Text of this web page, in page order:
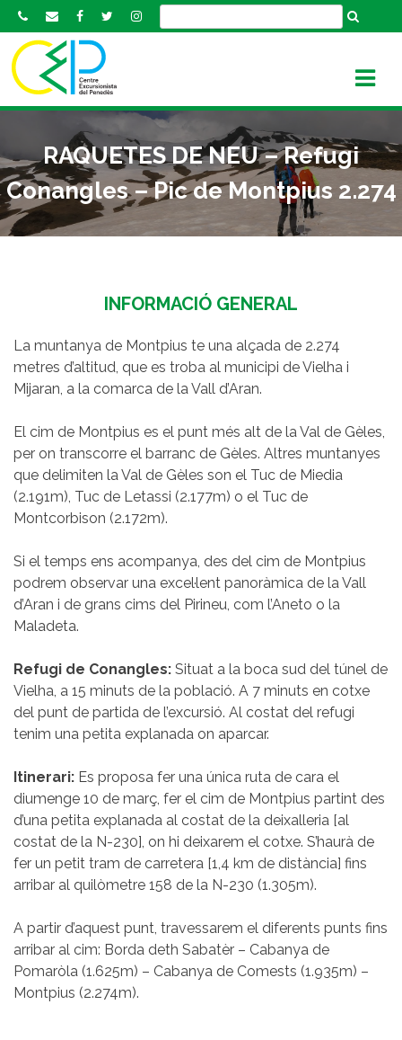
k
o
n
t
e
RAQUETES DE NEU – Refugi
Conangles – Pic de Montpius 2.274
INFORMACIÓ GENERAL
La muntanya de Montpius te una alçada de 2.274
metres d’altitud, que es troba al municipi de Vielha i
Mijaran, a la comarca de la Vall d’Aran.
El cim de Montpius es el punt més alt de la Val de Gèles,
per on transcorre el barranc de Gèles. Altres muntanyes
que delimiten la Val de Gèles son el Tuc de Miedia
(2.191m), Tuc de Letassi (2.177m) o el Tuc de
Montcorbison (2.172m).
Si el temps ens acompanya, des del cim de Montpius
podrem observar una excel·lent panoràmica de la Vall
d’Aran i de grans cims del Pirineu, com l’Aneto o la
Maladeta.
Refugi de Conangles: Situat a la boca sud del túnel de
Vielha, a 15 minuts de la població. A 7 minuts en cotxe
del punt de partida de l’excursió. Al costat del refugi
tenim una petita explanada on aparcar.
Itinerari: Es proposa fer una única ruta de cara el
diumenge 10 de març, fer el cim de Montpius partint des
d’una petita explanada al costat de la deixalleria [al
costat de la N-230], on hi deixarem el cotxe. S’haurà de
fer un petit tram de carretera [1,4 km de distància] fins
arribar al quilòmetre 158 de la N-230 (1.305m).
A partir d’aquest punt, travessarem el diferents punts fins
arribar al cim: Borda deth Sabatèr – Cabanya de
Pomaròla (1.625m) – Cabanya de Comests (1.935m) –
Montpius (2.274m).